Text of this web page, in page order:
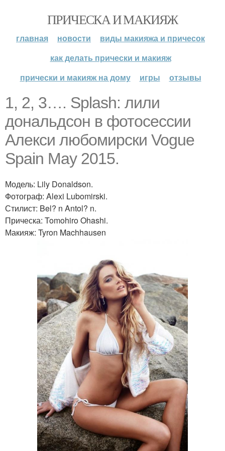
ПРИЧЕСКА И МАКИЯЖ
главная новости
виды макияжа и причесок
как делать прически и макияж
прически и макияж на дому
игры отзывы
1, 2, 3…. Splash: лили
дональдсон в фотосессии
Алекси любомирски Vogue
Spain May 2015.
Модель: Lily Donaldson.
Фотограф: Alexi Lubomirski.
Стилист: Bel? n Antol? n.
Прическа: Tomohiro Ohashi.
Макияж: Tyron Machhausen